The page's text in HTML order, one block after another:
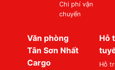
Chi phí vận
chuyển
Văn phòng
Tân Sơn Nhất
Cargo
Hỗ
Hỗ